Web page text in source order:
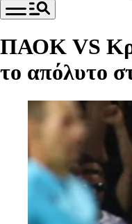
ΠΑΟΚ VS
το απόλυτο